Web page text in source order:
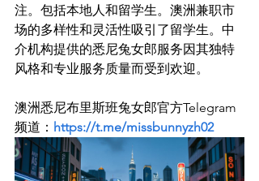
注。包括本地人和留学生。澳洲兼职市
场的多样性和灵活性吸引了留学生。中
介机构提供的悉尼兔女郎服务因其独特
风格和专业服务质量而受到欢迎。
澳洲悉尼布里斯班兔女郎官方Telegram
频道： https://t.me/missbunnyzh02